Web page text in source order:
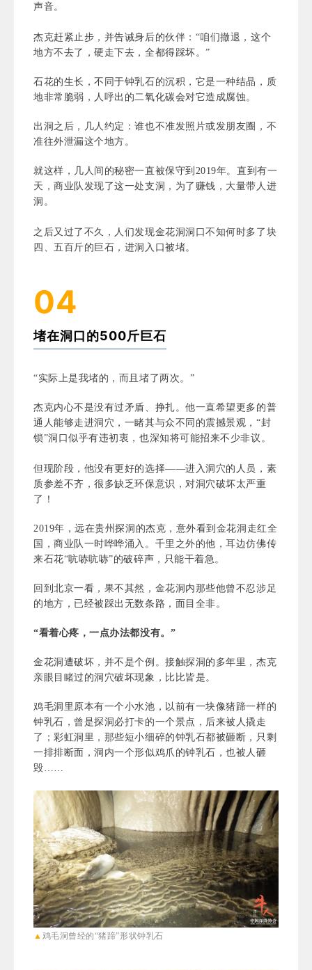
声音。
杰克赶紧止步，并告诫身后的伙伴：“咱们撤退，这个
地方不去了，硬走下去，全都得踩坏。”
石花的生长，不同于钟乳石的沉积，它是一种结晶，质
地非常脆弱，人呼出的二氧化碳会对它造成腐蚀。
出洞之后，几人约定：谁也不准发照片或发朋友圈，不
准往外泄漏这个地方。
就这样，几人间的秘密一直被保守到2019年。直到有一
天，商业队发现了这一处支洞，为了赚钱，大量带人进
洞。
之后又过了不久，人们发现金花洞洞口不知何时多了块
四、五百斤的巨石，进洞入口被堵。
04
堵在洞口的500斤巨石
“实际上是我堵的，而且堵了两次。”
杰克内心不是没有过矛盾、挣扎。他一直希望更多的普
通人能够走进洞穴，一睹其与众不同的震撼景观，“封
锁”洞口似乎有违初衷，也深知将可能招来不少非议。
但现阶段，他没有更好的选择——进入洞穴的人员，素
质参差不齐，很多缺乏环保意识，对洞穴破坏太严重
了！
2019年，远在贵州探洞的杰克，意外看到金花洞走红全
国，商业队一时哗哗涌入。千里之外的他，耳边仿佛传
来石花“吭哧吭哧”的破碎声，只能干着急。
回到北京一看，果不其然，金花洞内那些他曾不忍涉足
的地方，已经被踩出无数条路，面目全非。
“看着心疼，一点办法都没有。”
金花洞遭破坏，并不是个例。接触探洞的多年里，杰克
亲眼目睹过的洞穴破坏现象，比比皆是。
鸡毛洞里原本有一个小水池，以前有一块像猪蹄一样的
钟乳石，曾是探洞必打卡的一个景点，后来被人撬走
了；彩虹洞里，那些短小细碎的钟乳石都被砸断，只剩
一排排断面，洞内一个形似鸡爪的钟乳石，也被人砸
毁……
▲ 鸡毛洞曾经的“猪蹄”形状钟乳石